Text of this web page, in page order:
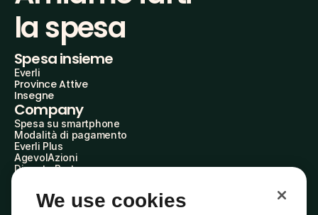
la spesa
Spesa insieme
Everli
Province Attive
Insegne
Company
Spesa su smartphone
Modalità di pagamento
Everli Plus
AgevolAzioni
Diventa Partner
Everli Shoppers
About Us
We use cookies